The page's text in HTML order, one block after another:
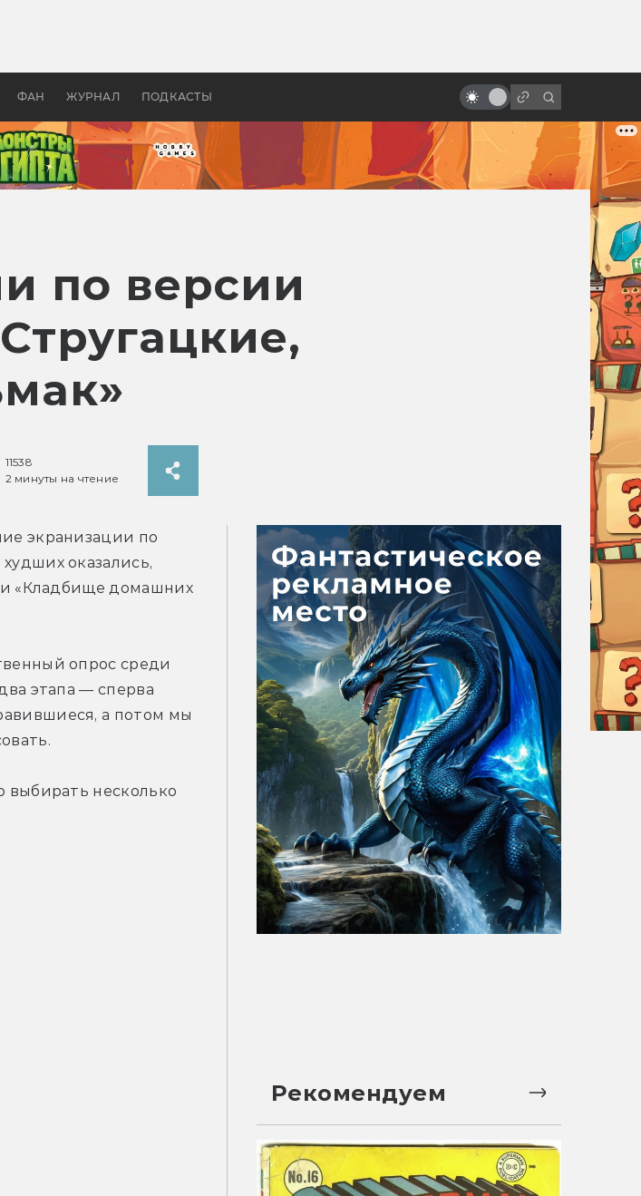
ФАН ЖУРНАЛ ПОДКАСТЫ
Древней Грецией
настоящему
по версии
11538
2 минуты на чтение
экранизации по
оказались,
и «Кладбище домашних
опрос среди
этапа — сперва
а потом мы
выбирать несколько
Рекомендуем